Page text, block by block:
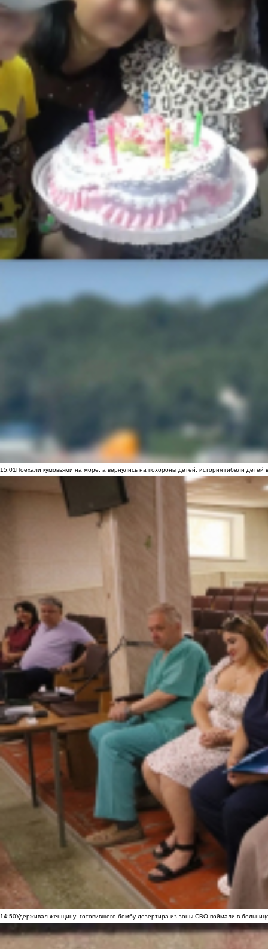
15:01Поехали кумовьями на море, а вернулись на похороны детей: история гибели детей
14:50Удерживал женщину: готовившего бомбу дезертира из зоны СВО поймали в